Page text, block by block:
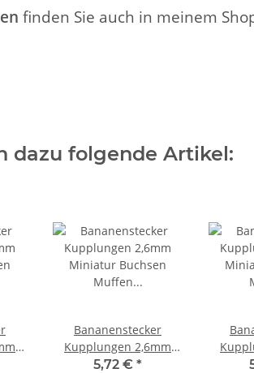
finden Sie auch in meinem
dazu folgende Artikel:
Bananenstecker
Kupplungen 2,6mm
Miniatur Buchsen
5,72 € *